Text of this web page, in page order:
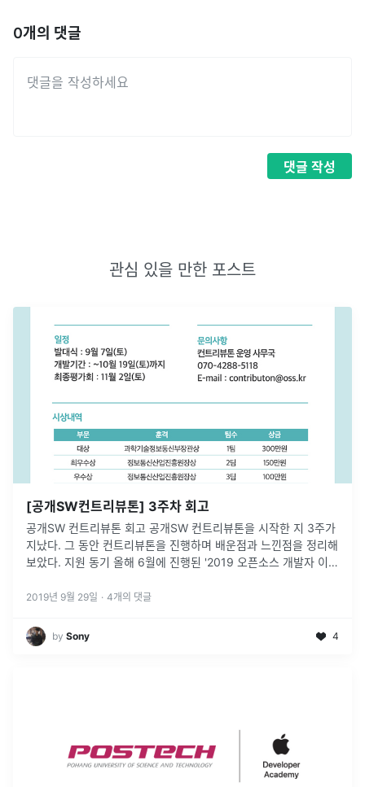
0개의 댓글
댓글 작성
관심 있을 만한 포스트
[공개SW컨트리뷰톤] 3주차 회고
공개SW 컨트리뷰톤 회고 공개SW 컨트리뷰톤을 시작한 지 3주가
지났다. 그 동안 컨트리뷰톤을 진행하며 배운점과 느낀점을 정리해
보았다. 지원 동기 올해 6월에 진행된 '2019 오픈소스 개발자 이야
2019년 9월 29일 · 4개의 댓글
by Sony 4